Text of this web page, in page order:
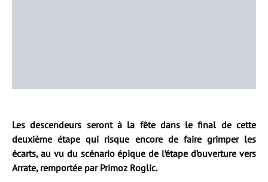
Les descendeurs seront à la fête dans le final de cette
deuxième étape qui risque encore de faire grimper les
écarts, au vu du scénario épique de l’étape d’ouverture vers
Arrate, remportée par Primoz Roglic.